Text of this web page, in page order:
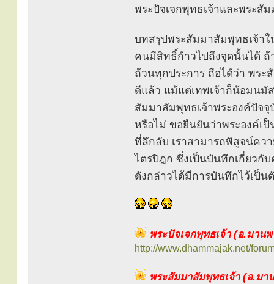
พระปัจเจกพุทธเจ้าและพระสั
บทสรุปพระสัมมาสัมพุทธเจ้า
คนมีสิทธิ์ก้าวไปถึงจุดนั้นได้
ถ้วนทุกประการ ถือได้ว่า พระ
ดีแล้ว แม้แต่เทพเจ้าก็น้อมนมั
สัมมาสัมพุทธเจ้าพระองค์ปัจ
หรือไม่ ขอยืนยันว่าพระองค์เ
ที่ลึกลับ เราสามารถพิสูจน์คว
ไตรปิฎก ซึ่งเป็นบันทึกเกี่ยวกั
ดังกล่าวได้มีการบันทึกไว้เป็
พระปัจเจกพุทธเจ้า (อ.มาน
http://www.dhammajak.net/
พระสัมมาสัมพุทธเจ้า (อ.มา